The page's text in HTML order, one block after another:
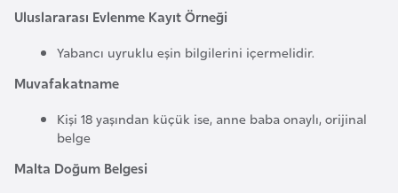
Uluslararası Evlenme Kayıt Örneği
Yabancı uyruklu eşin bilgilerini içermelidir.
Muvafakatname
Kişi 18 yaşından küçük ise, anne baba onaylı, orijinal
belge
Malta Doğum Belgesi
l
e
B